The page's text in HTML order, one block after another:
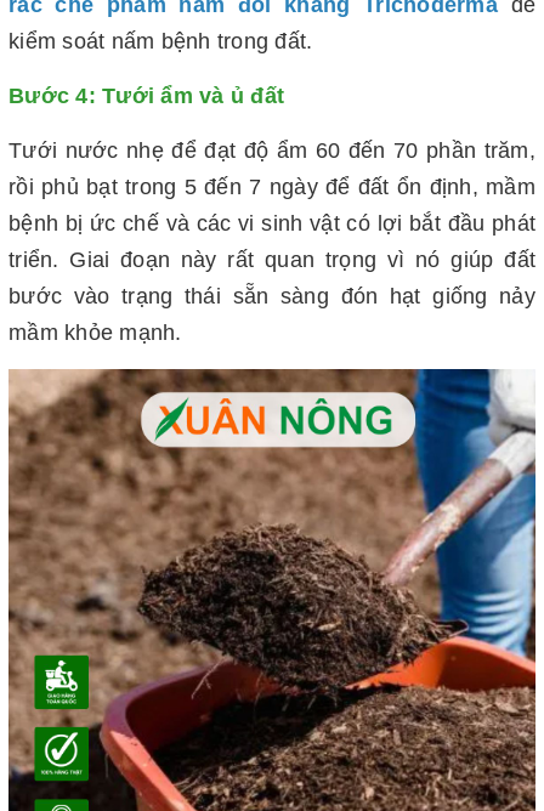
kiểm soát nấm bệnh trong đất.
Bước 4: Tưới ẩm và ủ đất
Tưới nước nhẹ để đạt độ ẩm 60 đến 70 phần trăm,
rồi phủ bạt trong 5 đến 7 ngày để đất ổn định, mầm
bệnh bị ức chế và các vi sinh vật có lợi bắt đầu phát
triển. Giai đoạn này rất quan trọng vì nó giúp đất
bước vào trạng thái sẵn sàng đón hạt giống nảy
mầm khỏe mạnh.